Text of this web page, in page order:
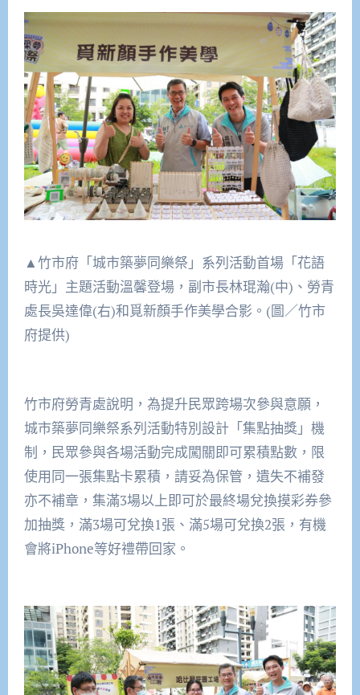
▲竹市府「城市築夢同樂祭」系列活動首場「花語
時光」主題活動溫馨登場，副市長林琨瀚(中)、勞青
處長吳達偉(右)和覓新顏手作美學合影。(圖／竹市
府提供)
竹市府勞青處說明，為提升民眾跨場次參與意願，
城市築夢同樂祭系列活動特別設計「集點抽獎」機
制，民眾參與各場活動完成闖關即可累積點數，限
使用同一張集點卡累積，請妥為保管，遺失不補發
亦不補章，集滿3場以上即可於最終場兌換摸彩券參
加抽獎，滿3場可兌換1張、滿5場可兌換2張，有機
會將iPhone等好禮帶回家。